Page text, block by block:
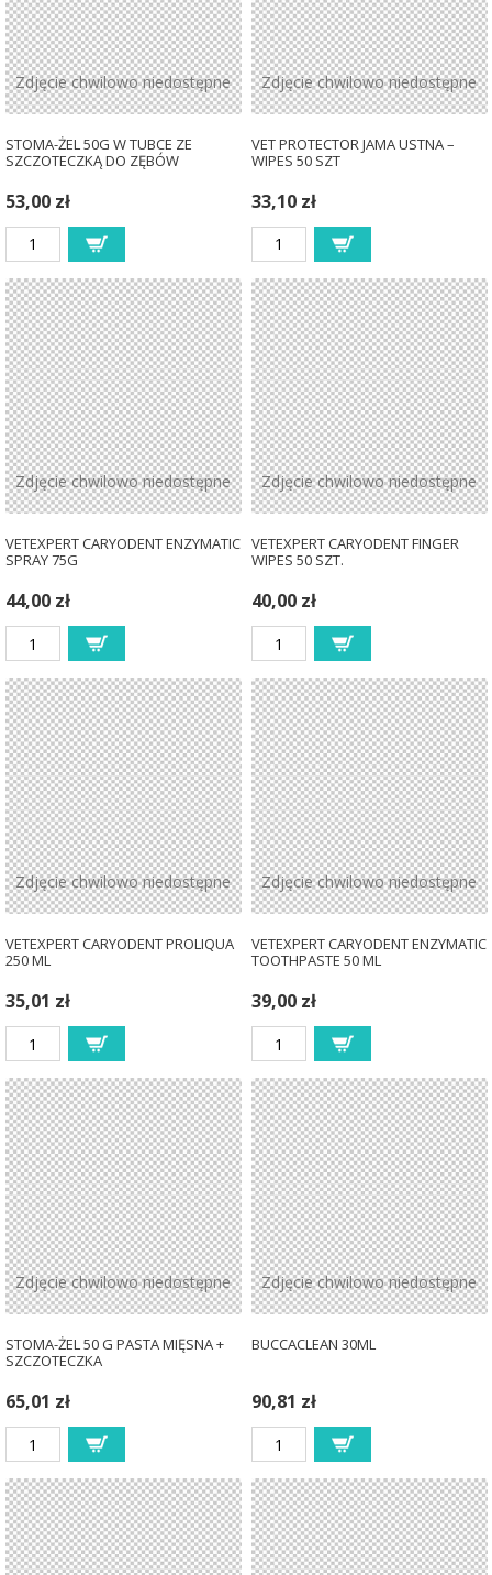
Zdjęcie chwilowo niedostępne
STOMA-ŻEL 50G W TUBCE ZE
SZCZOTECZKĄ DO ZĘBÓW
53,00 zł
Zdjęcie chwilowo niedostępne
VET PROTECTOR JAMA USTNA –
WIPES 50 SZT
33,10 zł
Zdjęcie chwilowo niedostępne
VETEXPERT CARYODENT ENZYMATIC
SPRAY 75G
44,00 zł
Zdjęcie chwilowo niedostępne
VETEXPERT CARYODENT FINGER
WIPES 50 SZT.
40,00 zł
Zdjęcie chwilowo niedostępne
VETEXPERT CARYODENT PROLIQUA
250 ML
35,01 zł
Zdjęcie chwilowo niedostępne
VETEXPERT CARYODENT ENZYMATIC
TOOTHPASTE 50 ML
39,00 zł
Zdjęcie chwilowo niedostępne
STOMA-ŻEL 50 G PASTA MIĘSNA +
SZCZOTECZKA
65,01 zł
Zdjęcie chwilowo niedostępne
BUCCACLEAN 30ML
90,81 zł